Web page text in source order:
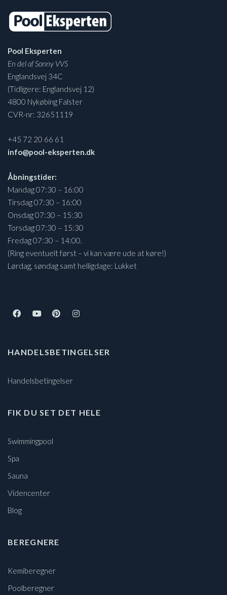
Pool Eksperten
En del af Sonny VVS
Englandsvej 34C
(Tidligere: Englandsvej 12)
4800 Nykøbing Falster
CVR-nr: 32651119
+45 72 20 66 61
info@pool-eksperten.dk
Åbningstider:
Mandag 07:30 – 16:00
Tirsdag 07:30 – 16:00
Onsdag 07:30 – 15:30
Torsdag 07:30 – 15:30
Fredag 07:30 – 14:00.
(Ring eventuelt først – vi kan være ude at køre!)
Lørdag, søndag samt helligdage: Lukket
HANDELSBETINGELSER
Handelsbetingelser
FIK DU SET DET HELE
Swimmingpool
Spa
Sauna
Videncenter
Blog
BEREGNERE
Kemiberegner
Poolberegner